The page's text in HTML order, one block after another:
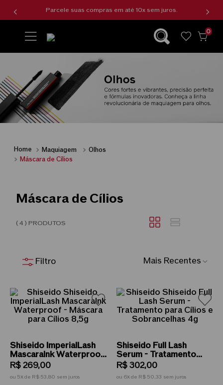
Parcele suas compras em até 10x sem juros.
wishlist0
Maquiagem
Olhos
Máscara de Cílios
Máscara de Cílios
4
Mais Recentes
Shiseido ImperialLash
MascaraInk Waterproof
- Máscara para Cílios
R$ 269,00
ou 5 de R$ 53,80 sem juros
Shiseido Full Lash
Serum - Tratamento
para Cílios e
Sobrancelhas 4g
R$ 302,00
ou 6 de R$ 50,33 sem juros